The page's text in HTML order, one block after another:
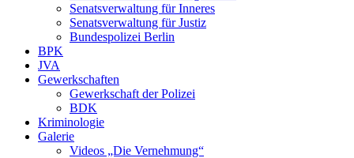
Senatsverwaltung für Inneres
Senatsverwaltung für Justiz
Bundespolizei Berlin
BPK
JVA
Gewerkschaften
Gewerkschaft der Polizei
BDK
Kriminologie
Galerie
Videos „Die Vernehmung“